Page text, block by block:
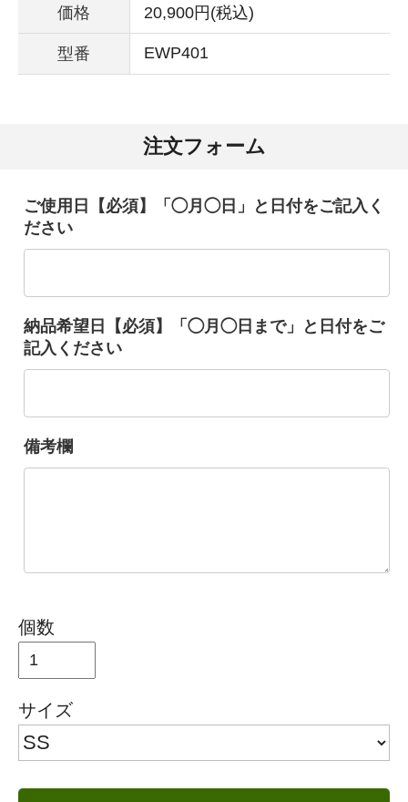
価格 20,900円(税込)
型番 EWP401
注文フォーム
ご使用日【必須】「◯月◯日」と日付をご記入く
ださい
納品希望日【必須】「◯月◯日まで」と日付をご
記入ください
備考欄
個数
サイズ